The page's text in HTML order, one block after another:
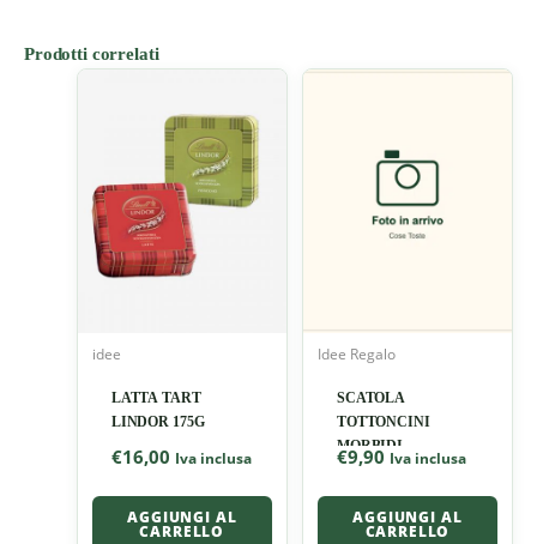
Prodotti correlati
idee
LATTA TART
LINDOR 175G
€16,00 Iva inclusa
AGGIUNGI AL
CARRELLO
Idee Regalo
SCATOLA
TOTTONCINI
MORBIDI
FLAMIGNI 100G
€9,90 Iva inclusa
AGGIUNGI AL
CARRELLO